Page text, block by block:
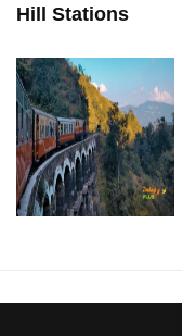
Hill Stations